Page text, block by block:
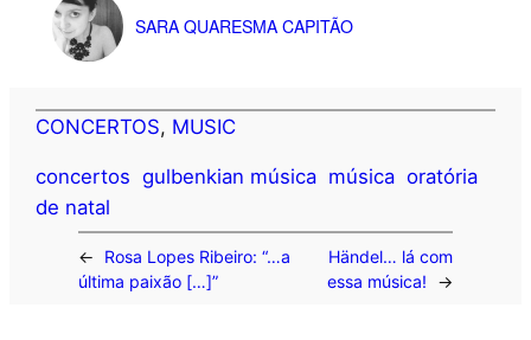
SARA QUARESMA CAPITÃO
CONCERTOS, MUSIC
concertos gulbenkian música música oratória
de natal
←
Rosa Lopes Ribeiro: “…a
última paixão […]”
Händel… lá com
essa música!
→